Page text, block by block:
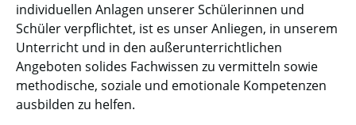
individuellen Anlagen unserer Schülerinnen und
Schüler verpflichtet, ist es unser Anliegen, in unserem
Unterricht und in den außerunterrichtlichen
Angeboten solides Fachwissen zu vermitteln sowie
methodische, soziale und emotionale Kompetenzen
ausbilden zu helfen.